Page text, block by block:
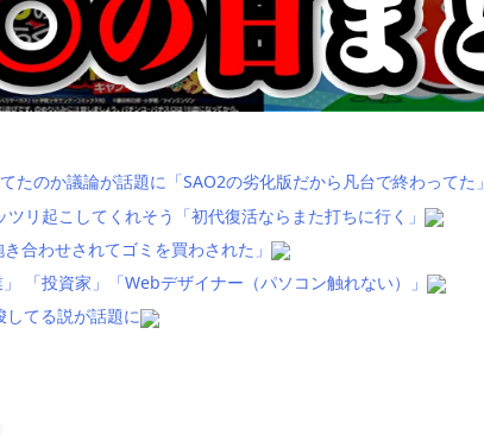
たのか議論が話題に「SAO2の劣化版だから凡台で終わってた」
リ起こしてくれそう「初代復活ならまた打ちに行く」
合わせされてゴミを買わされた」
「投資家」「Webデザイナー（パソコン触れない）」
してる説が話題に